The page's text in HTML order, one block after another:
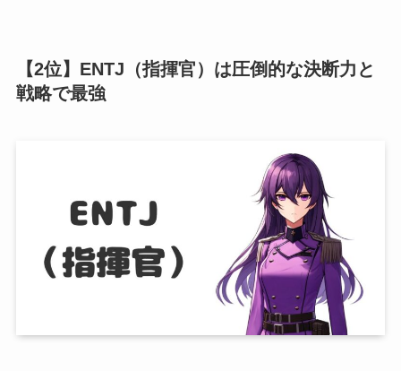
【2位】ENTJ（指揮官）は圧倒的な決断力と
戦略で最強